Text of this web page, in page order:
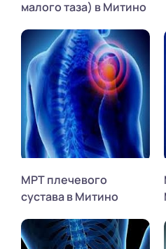
малого таза) в Митино
МРТ плечевого
сустава в Митино